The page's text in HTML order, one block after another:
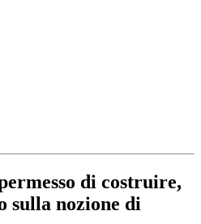
di costruire,
sulla nozione di